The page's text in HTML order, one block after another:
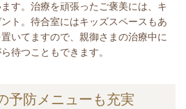
す。治療を頑張ったご褒美には、キ
ト。待合室にはキッズスペースもあ
いてますので、親御さまの治療中に
待つこともできます。
予防メニューも充実